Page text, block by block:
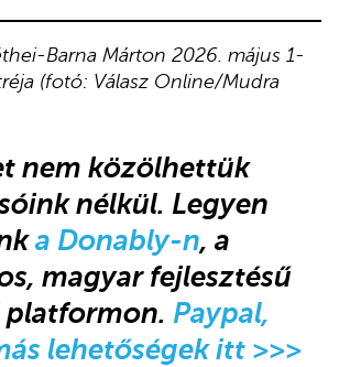
Barna Márton 2026. május 1-
(fotó: Válasz Online/Mudra
nem közölhettük
nélkül. Legyen
a Donably-n, a
magyar fejlesztésű
platformon. Paypal,
lehetőségek itt >>>